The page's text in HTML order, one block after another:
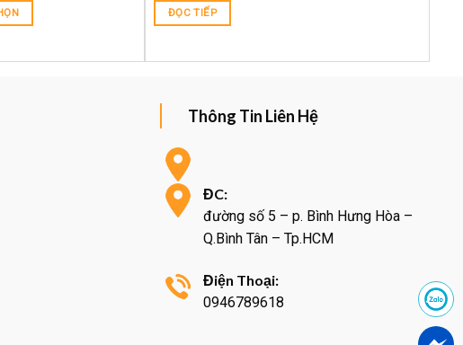
ĐỌC TIẾP
Thông Tin Liên Hệ
ĐC:
đường số 5 – p. Bình Hưng Hòa –
Q.Bình Tân – Tp.HCM
Điện Thoại:
0946789618